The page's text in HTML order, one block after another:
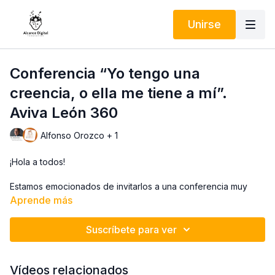
Unirse
Conferencia “Yo tengo una
creencia, o ella me tiene a mí”.
Aviva León 360
Alfonso Orozco + 1
¡Hola a todos!
Estamos emocionados de invitarlos a una conferencia muy
especial titulada:
profundizar en temas fascinantes sobre cómo nuestras
emociones y creencias influyen en nuestras decisiones
¿Alguna vez te has preguntado quién realmente está al mando
Aprende más
Suscríbete para ver
Vídeos relacionados